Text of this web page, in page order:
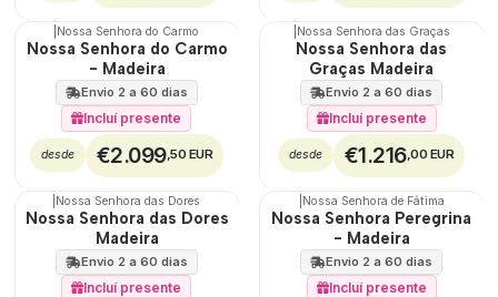
🇵🇹
Nossa Senhora do Carmo
Nossa Senhora do Carmo
- Madeira
Envio 2 a 60 dias
Incluí presente
desde €2.099,50 EUR
🇵🇹
100%
Nossa Senhora das Graças
Nossa Senhora das
Graças Madeira
Envio 2 a 60 dias
Incluí presente
desde €1.216,00 EUR
🇵🇹
Nossa Senhora das Dores
Nossa Senhora das Dores
Madeira
Envio 2 a 60 dias
Incluí presente
🇵🇹
Nossa Senhora de Fátima
Nossa Senhora Peregrina
- Madeira
Envio 2 a 60 dias
Incluí presente